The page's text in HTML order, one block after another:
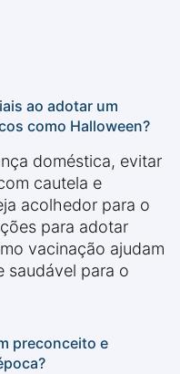
ao adotar um
como Halloween?
doméstica, evitar
cautela e
acolhedor para o
para adotar
vacinação ajudam
saudável para o
preconceito e